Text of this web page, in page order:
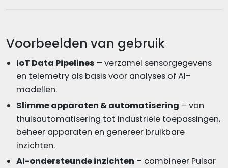
Voorbeelden van gebruik
IoT Data Pipelines – verzamel sensorgegevens
en telemetry als basis voor analyses of AI-
modellen.
Slimme apparaten & automatisering – van
thuisautomatisering tot industriële toepassingen,
beheer apparaten en genereer bruikbare
inzichten.
AI-ondersteunde inzichten – combineer Pulsar